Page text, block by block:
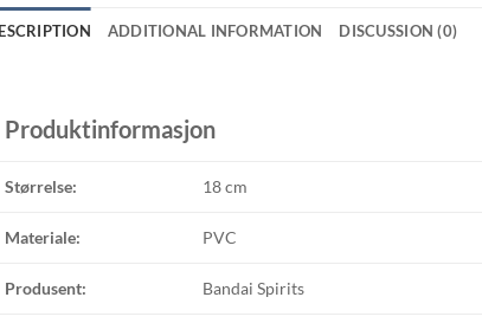
ADDITIONAL INFORMATION DISCUSSION (0)
Produktinformasjon
Størrelse: 18 cm
Materiale: PVC
Produsent: Bandai Spirits